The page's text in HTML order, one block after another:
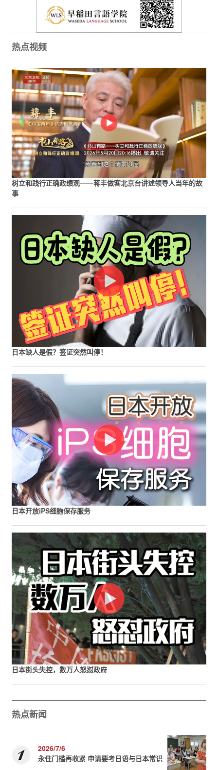
热点视频
树立和践行正确政绩观——蒋丰做客北京台讲述领导人当年的故
事
日本缺人是假？签证突然叫停！
日本开放iPS细胞保存服务
日本街头失控，数万人怒怼政府
热点新闻
2026/7/6
永住门槛再收紧 申请要考日语与日本常识